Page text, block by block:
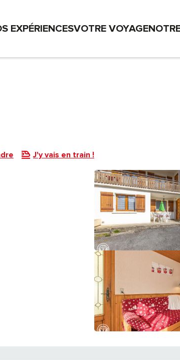
EXPÉRIENCESVOTRE VOYAGE
J'y vais en train !